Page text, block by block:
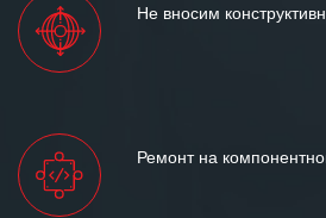
Не вносим
Ремонт на